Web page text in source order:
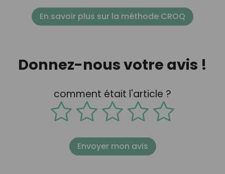
En savoir plus sur la méthode CROQ
Donnez-nous votre avis !
comment était l'article ?
Envoyer mon avis